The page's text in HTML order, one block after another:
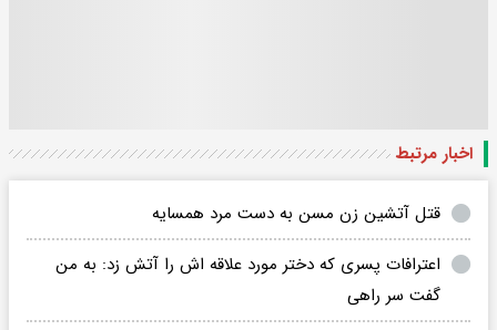
اخبار مرتبط
قتل آتشین زن مسن به دست مرد همسایه
اعترافات پسری که دختر مورد علاقه اش را آتش زد: به من
گفت سر راهی